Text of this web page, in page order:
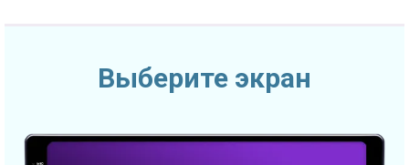
Выберите экран